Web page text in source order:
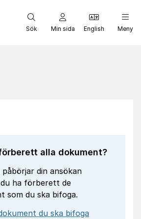
Sök Min sida English Meny
alla dokument?
påbörjar din ansökan
ha förberett de
som du ska bifoga.
du ska bifoga